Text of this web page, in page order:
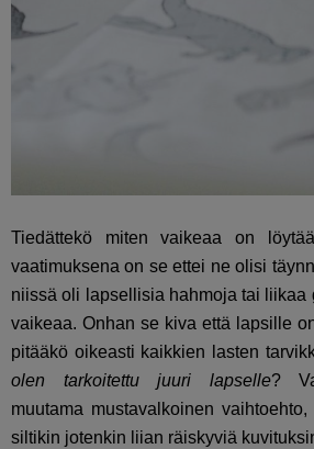
Tiedättekö miten vaikeaa on
vaatimuksena on se ettei ne olisi
niissä oli lapsellisia hahmoja tai liikaa
vaikeaa. Onhan se kiva että lapsille
pitääkö oikeasti kaikkien lasten
olen tarkoitettu juuri lapselle?
muutama mustavalkoinen
siltikin jotenkin liian räiskyviä